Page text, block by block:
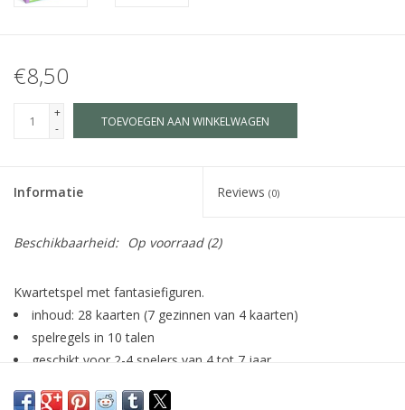
€8,50
+
-
TOEVOEGEN AAN WINKELWAGEN
Informatie Reviews (0)
Beschikbaarheid: Op voorraad(2)
Kwartetspel met fantasiefiguren.
inhoud: 28 kaarten (7 gezinnen van 4 kaarten)
spelregels in 10 talen
geschikt voor 2-4 spelers van 4 tot 7 jaar